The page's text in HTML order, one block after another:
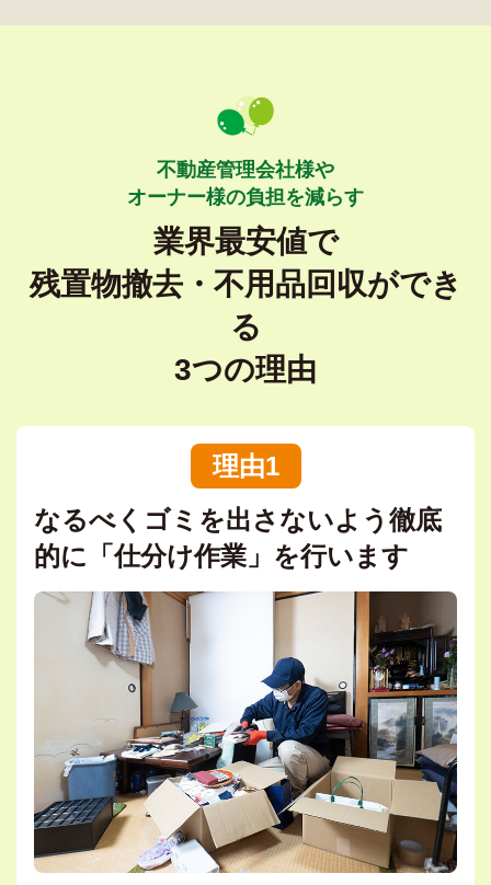
不動産管理会社様や
オーナー様の負担を減らす
業界最安値で
残置物撤去・不用品回収ができ
る
3つの理由
理由1
なるべくゴミを出さないよう徹底
的に「仕分け作業」を行います